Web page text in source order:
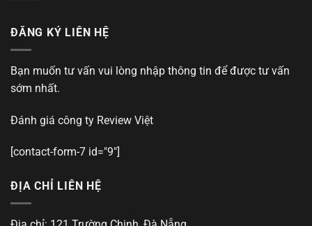
ĐĂNG KÝ LIÊN HỆ
Bạn muốn tư vấn vui lòng nhập thông tin để được tư vấn
sớm nhất.
Đánh giá công ty Review Việt
[contact-form-7 id="9"]
ĐỊA CHỈ LIÊN HỆ